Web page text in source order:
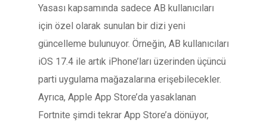
Yasası kapsamında sadece AB kullanıcıları
için özel olarak sunulan bir dizi yeni
güncelleme bulunuyor. Örneğin, AB kullanıcıları
iOS 17.4 ile artık iPhone’ları üzerinden üçüncü
parti uygulama mağazalarına erişebilecekler.
Ayrıca, Apple App Store’da yasaklanan
Fortnite şimdi tekrar App Store’a dönüyor,